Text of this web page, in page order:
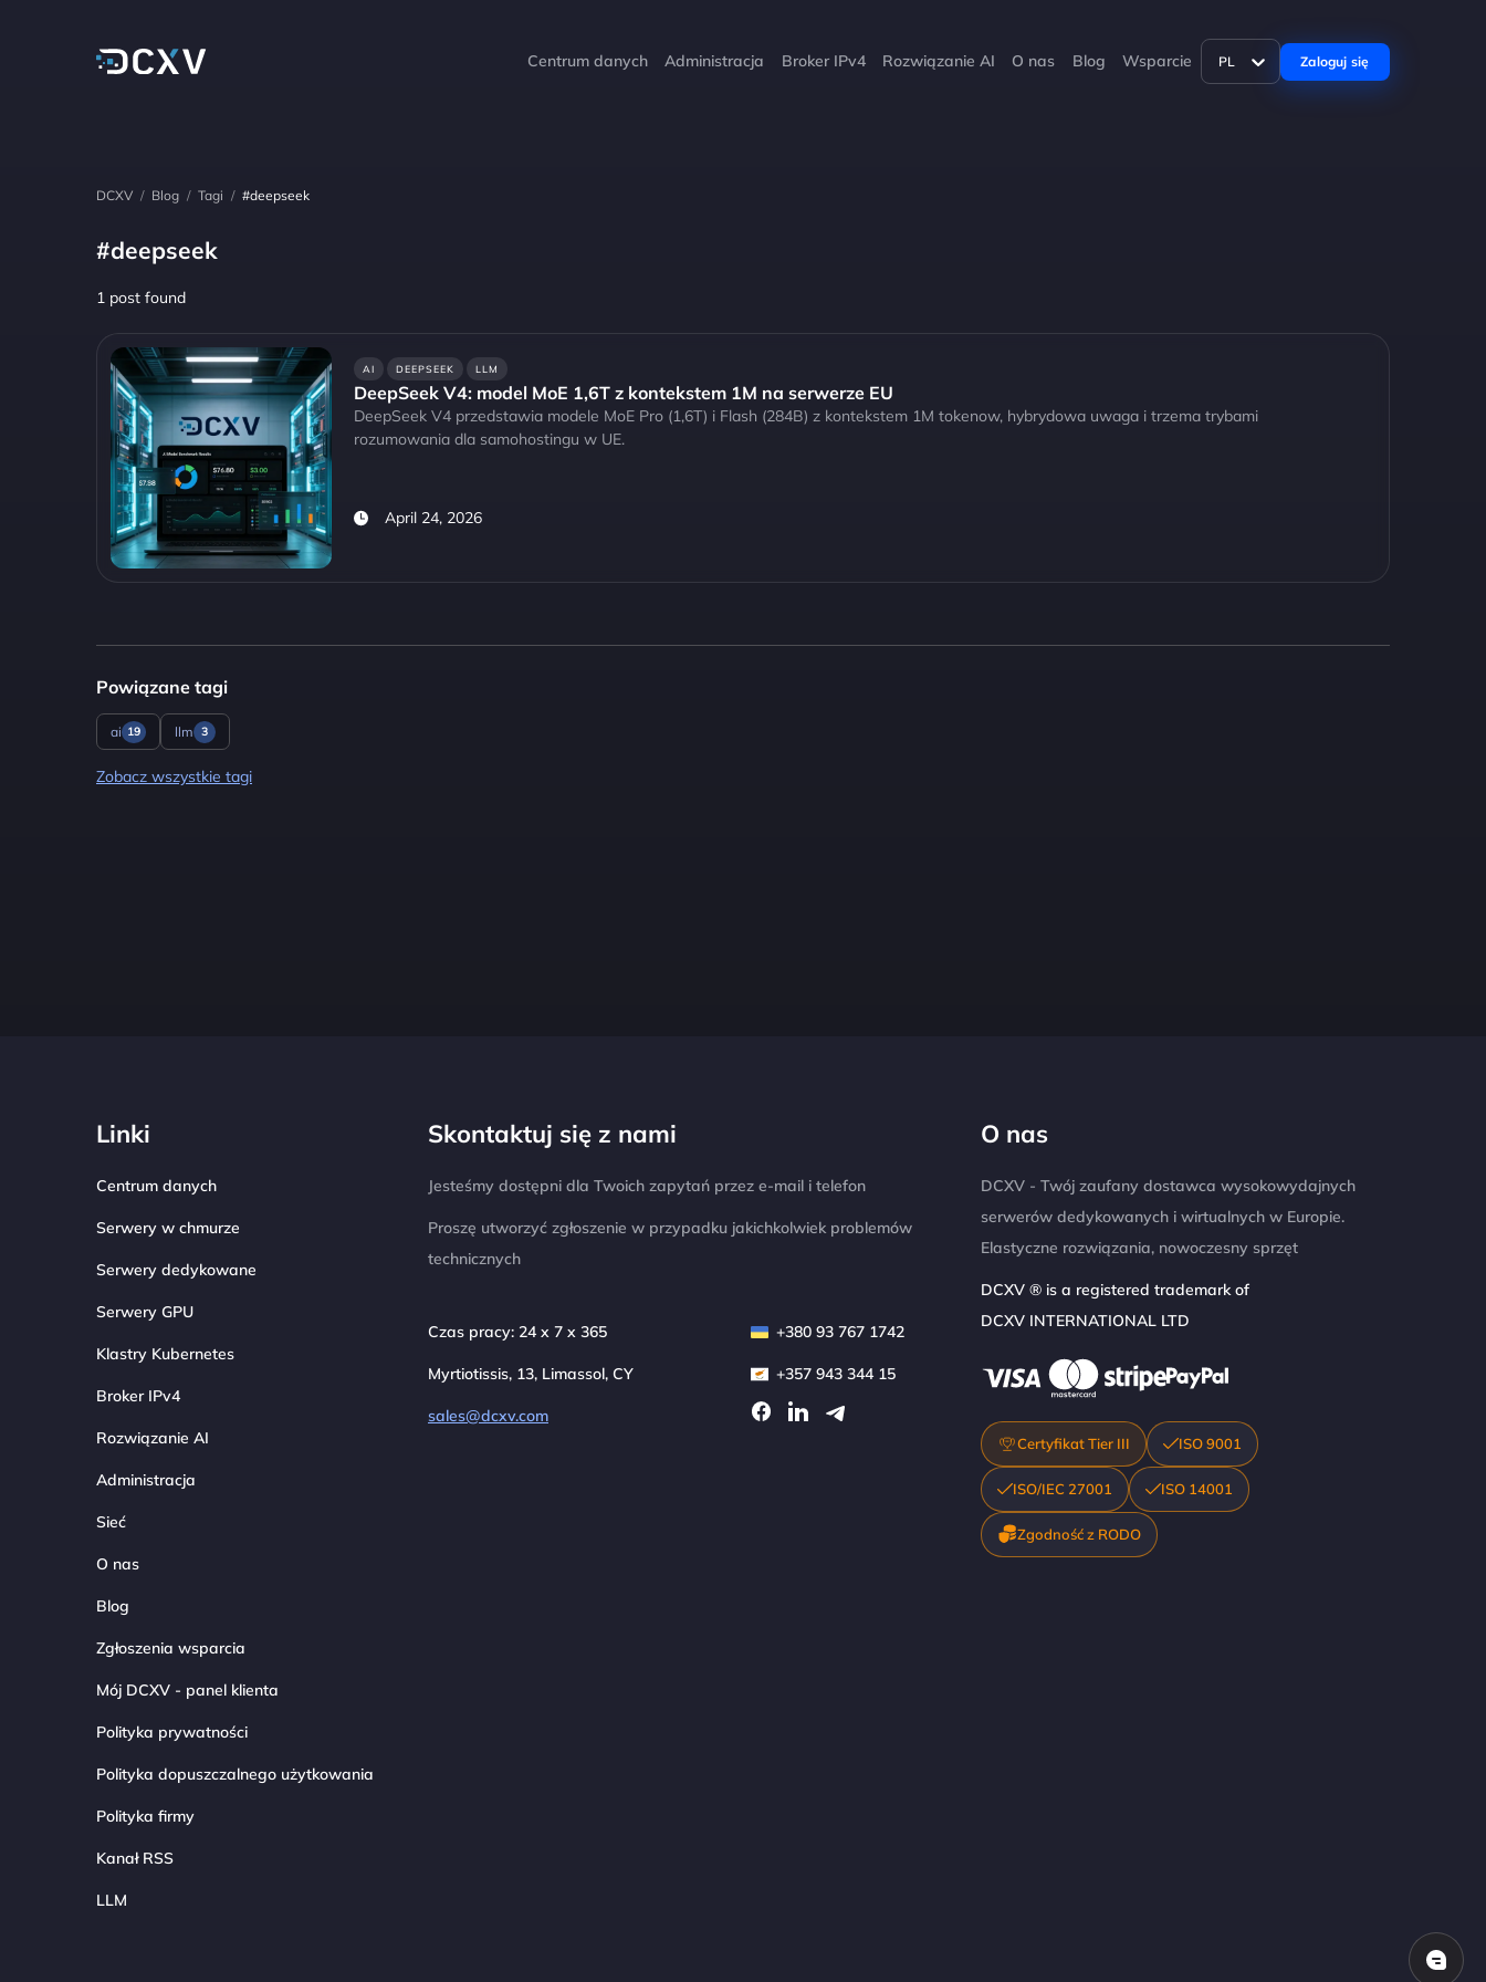
Centrum danych Administracja Broker IPv4 Rozwiązanie AI O nas Blog Wsparcie PL Zaloguj się
DCXV / Blog / Tagi / #deepseek
#deepseek
1 post found
AI DEEPSEEK LLM
DeepSeek V4: model MoE 1,6T z kontekstem 1M na serwerze EU
DeepSeek V4 przedstawia modele MoE Pro (1,6T) i Flash (284B) z kontekstem 1M tokenow, hybrydowa uwaga i trzema trybami
rozumowania dla samohostingu w UE.
April 24, 2026
Powiązane tagi
ai 19 llm 3
Zobacz wszystkie tagi
Linki
Centrum danych
Serwery w chmurze
Serwery dedykowane
Serwery GPU
Klastry Kubernetes
Broker IPv4
Rozwiązanie AI
Administracja
Sieć
O nas
Blog
Zgłoszenia wsparcia
Mój DCXV - panel klienta
Polityka prywatności
Polityka dopuszczalnego użytkowania
Polityka firmy
Kanał RSS
LLM
Skontaktuj się z nami
Jesteśmy dostępni dla Twoich zapytań przez e-mail i telefon
Proszę utworzyć zgłoszenie w przypadku jakichkolwiek problemów
technicznych
Czas pracy: 24 x 7 x 365
Myrtiotissis, 13, Limassol, CY
sales@dcxv.com
+380 93 767 1742
+357 943 344 15
O nas
DCXV - Twój zaufany dostawca wysokowydajnych
serwerów dedykowanych i wirtualnych w Europie.
Elastyczne rozwiązania, nowoczesny sprzęt
DCXV ® is a registered trademark of
DCXV INTERNATIONAL LTD
Certyfikat Tier III ISO 9001
ISO/IEC 27001 ISO 14001
Zgodność z RODO